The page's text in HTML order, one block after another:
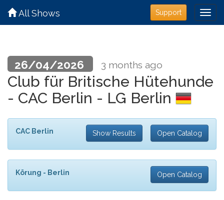
Support
All Shows
26/04/2026 3 months ago
Club für Britische Hütehunde
- CAC Berlin - LG Berlin
CAC Berlin Show Results Open Catalog
Körung - Berlin Open Catalog